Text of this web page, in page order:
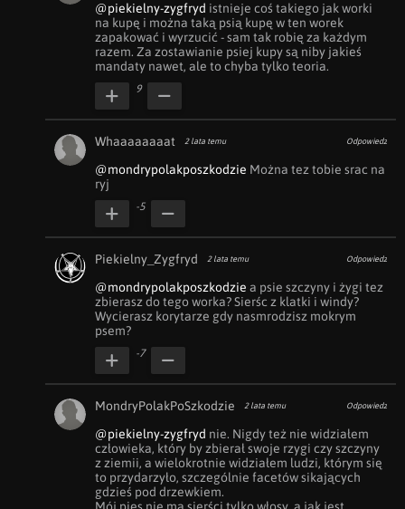
@piekielny-zygfryd istnieje coś takiego jak worki
na kupę i można taką psią kupę w ten worek
zapakować i wyrzucić - sam tak robię za każdym
razem. Za zostawianie psiej kupy są niby jakieś
mandaty nawet, ale to chyba tylko teoria.
9
Whaaaaaaaat 2 lata temu Odpowiedz
@mondrypolakposzkodzie Można tez tobie srac na
ryj
-5
Piekielny_Zygfryd 2 lata temu Odpowiedz
@mondrypolakposzkodzie a psie szczyny i żygi tez
zbierasz do tego worka? Sierśc z klatki i windy?
Wycierasz korytarze gdy nasmrodzisz mokrym
psem?
-7
MondryPolakPoSzkodzie 2 lata temu Odpowiedz
@piekielny-zygfryd nie. Nigdy też nie widziałem
człowieka, który by zbierał swoje rzygi czy szczyny
z ziemii, a wielokrotnie widziałem ludzi, którym się
to przydarzyło, szczególnie facetów sikających
gdzieś pod drzewkiem.